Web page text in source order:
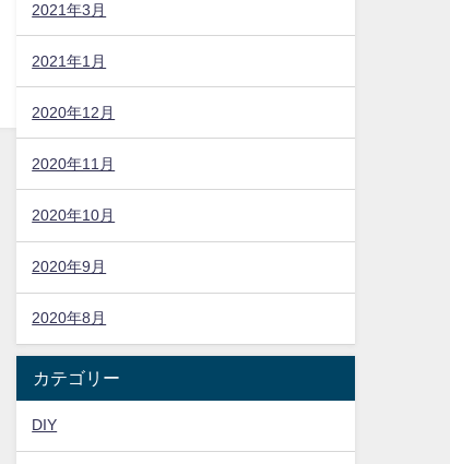
2021年3月
2021年1月
2020年12月
2020年11月
2020年10月
2020年9月
2020年8月
カテゴリー
DIY